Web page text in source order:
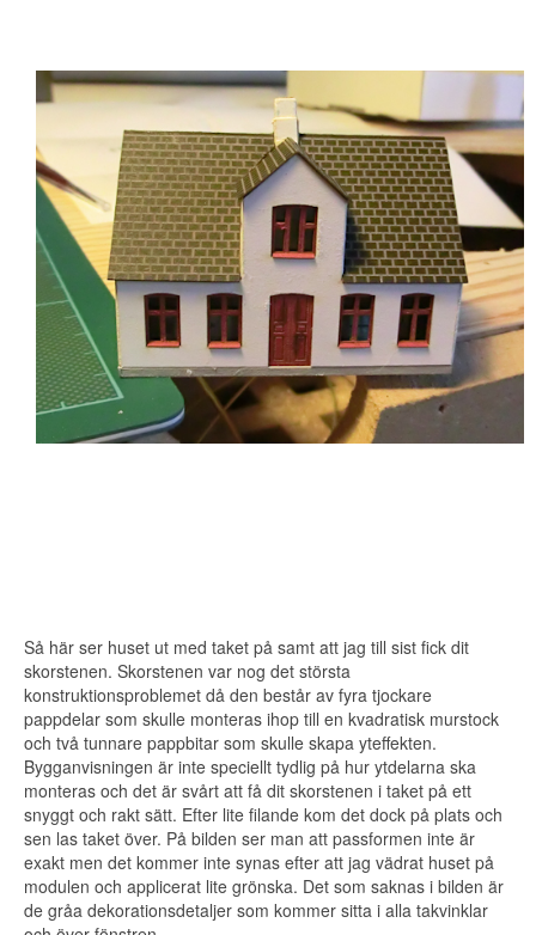
Så här ser huset ut med taket på samt att jag till sist fick dit
skorstenen. Skorstenen var nog det största
konstruktionsproblemet då den består av fyra tjockare
pappdelar som skulle monteras ihop till en kvadratisk murstock
och två tunnare pappbitar som skulle skapa yteffekten.
Bygganvisningen är inte speciellt tydlig på hur ytdelarna ska
monteras och det är svårt att få dit skorstenen i taket på ett
snyggt och rakt sätt. Efter lite filande kom det dock på plats och
sen las taket över. På bilden ser man att passformen inte är
exakt men det kommer inte synas efter att jag vädrat huset på
modulen och applicerat lite grönska. Det som saknas i bilden är
de gråa dekorationsdetaljer som kommer sitta i alla takvinklar